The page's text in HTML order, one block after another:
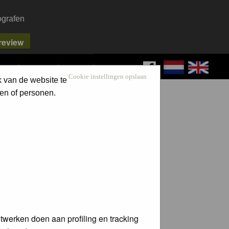
SEARCH LOG IN
Cookie instellingen opslaan
van de website te
of personen.
doen aan profiling en tracking